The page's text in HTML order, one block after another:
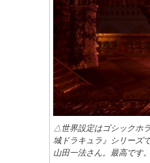
△世界設定はゴシックホ
城ドラキュラ』シリーズ
山田一法さん。最高です。